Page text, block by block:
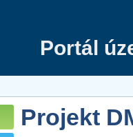
Portál
Projekt